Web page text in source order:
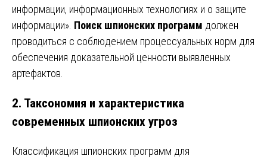
информации, информационных технологиях и о защите
информации». Поиск шпионских программ должен
проводиться с соблюдением процессуальных норм для
обеспечения доказательной ценности выявленных
артефактов.
2. Таксономия и характеристика
современных шпионских угроз
Классификация шпионских программ для